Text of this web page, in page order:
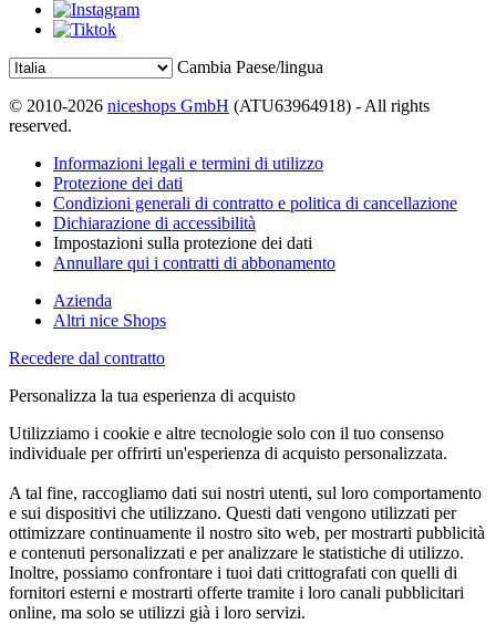
Cambia Paese/lingua
© 2010-2026 niceshops GmbH (ATU63964918) - All rights
reserved.
Informazioni legali e termini di utilizzo
Protezione dei dati
Condizioni generali di contratto e politica di cancellazione
Dichiarazione di accessibilità
Impostazioni sulla protezione dei dati
Annullare qui i contratti di abbonamento
Azienda
Altri nice Shops
Recedere dal contratto
Personalizza la tua esperienza di acquisto
Utilizziamo i cookie e altre tecnologie solo con il tuo consenso
individuale per offrirti un'esperienza di acquisto personalizzata.
A tal fine, raccogliamo dati sui nostri utenti, sul loro comportamento
e sui dispositivi che utilizzano. Questi dati vengono utilizzati per
ottimizzare continuamente il nostro sito web, per mostrarti pubblicità
e contenuti personalizzati e per analizzare le statistiche di utilizzo.
Inoltre, possiamo confrontare i tuoi dati crittografati con quelli di
fornitori esterni e mostrarti offerte tramite i loro canali pubblicitari
online, ma solo se utilizzi già i loro servizi.